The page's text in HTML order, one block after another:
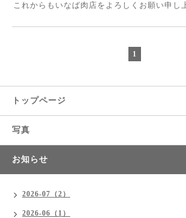
これからもいなば肉店をよろしくお願い申し
1
トップページ
写真
お知らせ
2026-07（2）
2026-06（1）